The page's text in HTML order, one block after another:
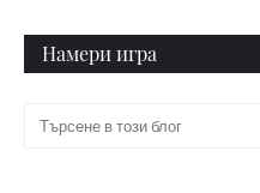
Намери игра